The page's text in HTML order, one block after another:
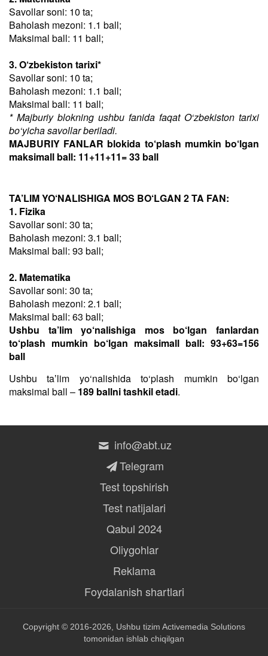
Savollar soni: 10 ta;
Baholash mezoni: 1.1 ball;
Maksimal ball: 11 ball;
3. O‘zbekiston tarixi*
Savollar soni: 10 ta;
Baholash mezoni: 1.1 ball;
Maksimal ball: 11 ball;
* Majburiy blokning ushbu fanida faqat O‘zbekiston tarixi
bo‘yicha savollar beriladi.
MAJBURIY FANLAR blokida to‘plash mumkin bo‘lgan
maksimall ball: 11+11+11= 33 ball
TA’LIM YO‘NALISHIGA MOS BO‘LGAN 2 TA FAN:
1. Fizika
Savollar soni: 30 ta;
Baholash mezoni: 3.1 ball;
Maksimal ball: 93 ball;
2. Matematika
Savollar soni: 30 ta;
Baholash mezoni: 2.1 ball;
Maksimal ball: 63 ball;
Ushbu ta’lim yo‘nalishiga mos bo‘lgan fanlardan
to‘plash mumkin bo‘lgan maksimall ball: 93+63=156
ball
Ushbu taʼlim yo‘nalishida to‘plash mumkin bo‘lgan
maksimal ball – 189 ballni tashkil etadi.
info@abt.uz
Telegram
Test topshirish
Test natijalari
Qabul 2024
Oliygohlar
Reklama
Foydalanish shartlari
Copyright © 2016-2026, Ushbu tizim Activemedia Solutions
tomonidan ishlab chiqilgan